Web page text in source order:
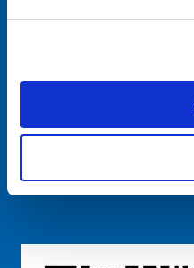
粤ICP备 2021170698号